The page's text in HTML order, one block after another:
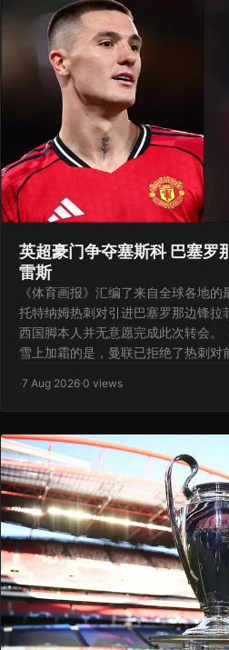
英超豪门争夺塞斯科 巴塞罗
雷斯
《体育画报》汇编了来自全球各地
托特纳姆热刺对引进巴塞罗那边锋拉
西国脚本人并无意愿完成此次转会。
雪上加霜的是，曼联已拒绝了热刺对
·7 Aug 2026·0 views